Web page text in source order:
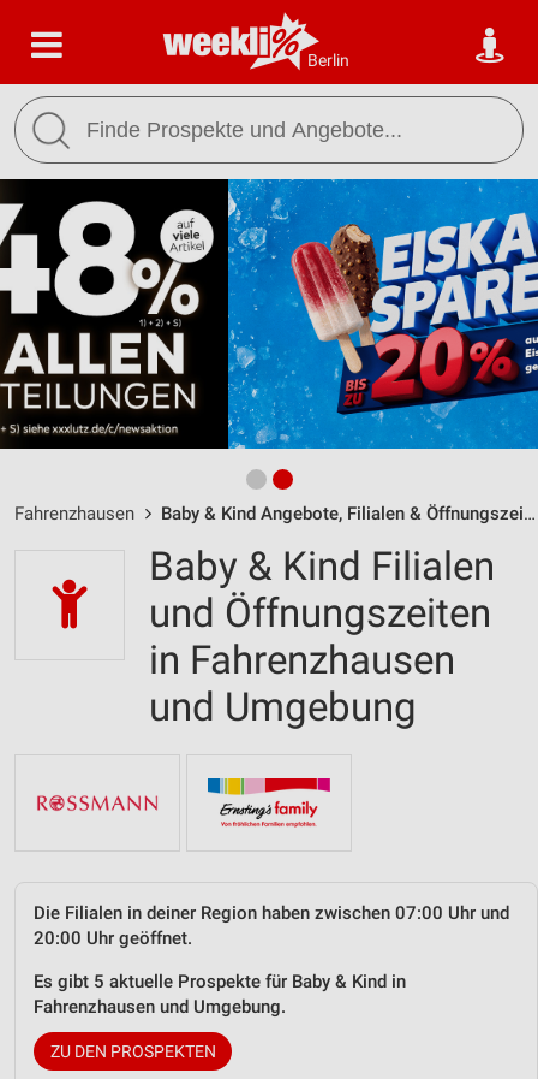
Berlin
Fahrenzhausen Baby & Kind Angebote, Filialen & Öffnungszeiten
Baby & Kind Filialen
und Öffnungszeiten
in Fahrenzhausen
und Umgebung
Die Filialen in deiner Region haben zwischen 07:00 Uhr und
20:00 Uhr geöffnet.
Es gibt 5 aktuelle Prospekte für Baby & Kind in
Fahrenzhausen und Umgebung.
ZU DEN PROSPEKTEN